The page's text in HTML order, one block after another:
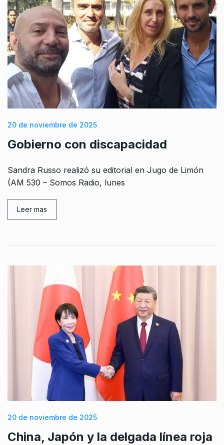
20 de noviembre de 2025
Gobierno con discapacidad
Sandra Russo realizó su editorial en Jugo de Limón
(AM 530 – Somos Radio, lunes
Leer mas
20 de noviembre de 2025
China, Japón y la delgada línea roja